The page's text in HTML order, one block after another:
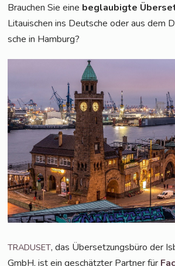
Brau­chen Sie eine beglau­big­te
Litaui­schen ins Deut­sche oder aus dem
sche in Hamburg?
TRADUSET, das Über­set­zungs­bü­ro der
GmbH, ist ein geschätz­ter Part­ner für